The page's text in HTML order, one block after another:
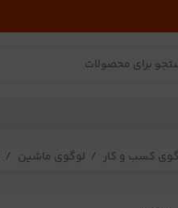
کسب و کار لوگوی ماشین